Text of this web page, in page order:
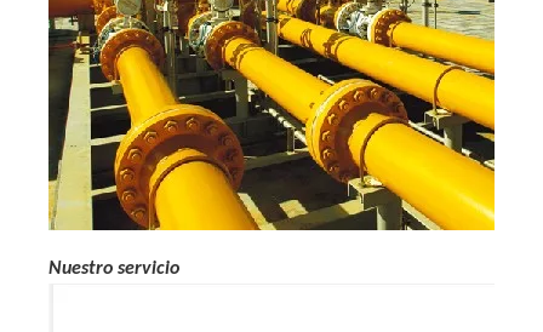
Nuestro servicio